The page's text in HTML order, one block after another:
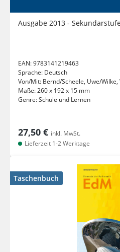
Ausgabe 2013 -
EAN:9783141219463
Sprache: Deutsch
Von/Mit: Bernd/Scheele, Uwe/
Maße:260 x 192 x 15 mm
Genre:Schule und Lernen
27,50 € inkl. MwSt.
Lieferzeit 1-2 Werktage
Taschenbuch